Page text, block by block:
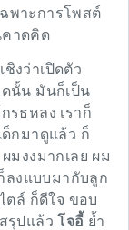
พาะการโพสต์
าดคิด
ชิงว่าเปิดตัว
นั้น มันก็เป็น
รธหลง เราก็
กมาดูแล้ว ก็
มงงมากเลย ผม
ลงแบบมากับลูก
ตล์ ก็ดีใจ ขอบ
รุปแล้วโจอี้ ย้ำ